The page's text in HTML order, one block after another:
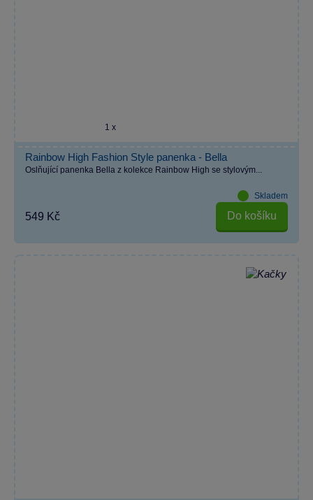
1 x
Rainbow High Fashion Style panenka - Bella
Oslňující panenka Bella z kolekce Rainbow High se stylovým...
Skladem
549 Kč Do košíku